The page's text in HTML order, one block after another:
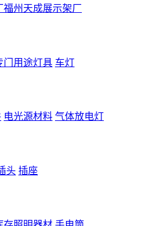
福州天成展示架厂
门用途灯具 车灯
电光源材料 气体放电灯
头 插座